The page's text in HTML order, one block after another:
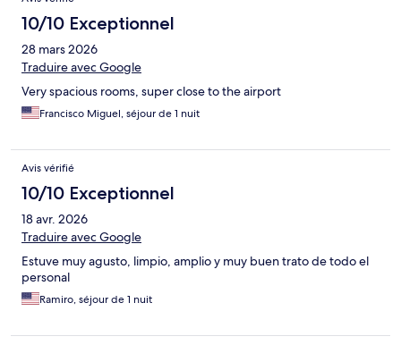
10/10 Exceptionnel
28 mars 2026
Traduire avec Google
Very spacious rooms, super close to the airport
Francisco Miguel, séjour de 1 nuit
Avis vérifié
10/10 Exceptionnel
18 avr. 2026
Traduire avec Google
Estuve muy agusto, limpio, amplio y muy buen trato de todo el
personal
Ramiro, séjour de 1 nuit